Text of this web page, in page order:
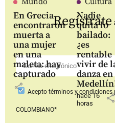
En Grecia
encontraron
muerta a
una mujer
en una
maleta: hay
capturado
share
Nadie
quita lo
bailado:
¿es
rentable
vivir de
danza en
hace 16
horas
Regístrate
Aceptotérminos y
COLOMBIANO*